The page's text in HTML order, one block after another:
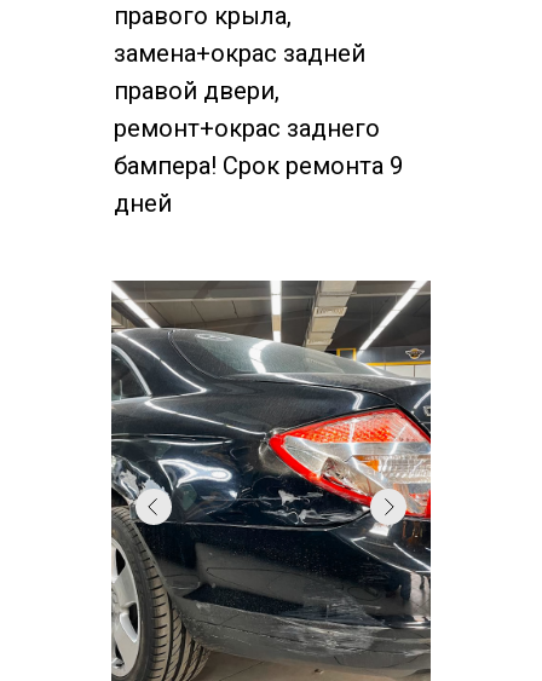
правого крыла,
замена+окрас задней
правой двери,
ремонт+окрас заднего
бампера! Срок ремонта 9
дней